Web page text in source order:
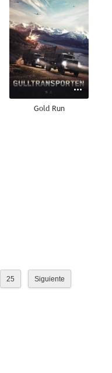
Gold Run
25 Siguiente